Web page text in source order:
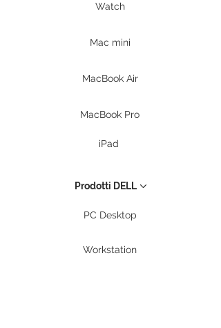
Watch
Mac mini
MacBook Air
MacBook Pro
iPad
Prodotti DELL
PC Desktop
Workstation